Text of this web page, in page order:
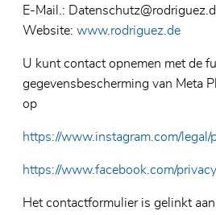
E-Mail.:
Website: www.rodriguez.de
U kunt contact opnemen met de
gegevensbescherming van Meta
op
https://www.instagram.com/legal/
https://www.facebook.com/
Het contactformulier is gelinkt